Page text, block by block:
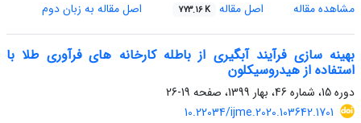
مشاهده مقاله
اصل مقاله 773.16 K اصل مقاله به زبان دوم
بهینه سازی فرآیند آبگیری از باطله کارخانه های فرآوری طلا با
استفاده از هیدروسیکلون
دوره 15، شماره 46، بهار 1399، صفحه
19-26
10.22034/ijme.2020.103642.1701